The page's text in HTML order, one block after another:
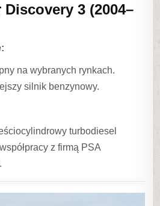
3 (2004–
na wybranych rynkach.
silnik benzynowy.
turbodiesel
z firmą PSA